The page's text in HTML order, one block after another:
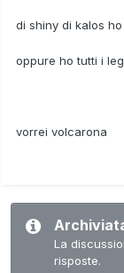
di shiny di kalos
oppure ho tutti i
vorrei volcarona
La
risposte.